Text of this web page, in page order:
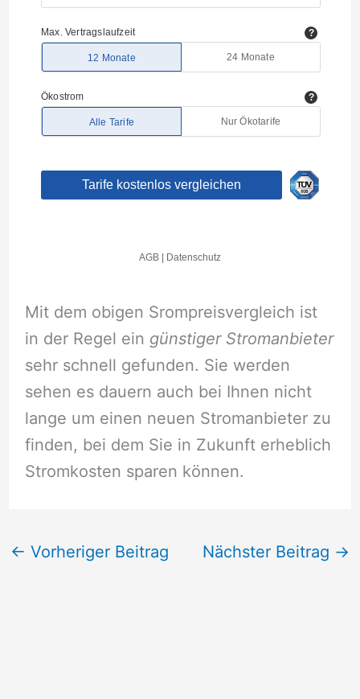
Mit dem obigen Srompreisvergleich ist
in der Regel ein günstiger Stromanbieter
sehr schnell gefunden. Sie werden
sehen es dauern auch bei Ihnen nicht
lange um einen neuen Stromanbieter zu
finden, bei dem Sie in Zukunft erheblich
Stromkosten sparen können.
← Vorheriger Beitrag Nächster Beitrag →